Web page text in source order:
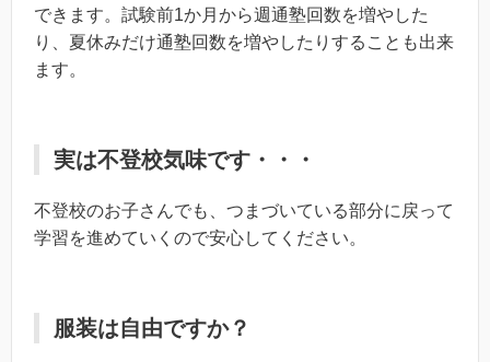
できます。試験前1か月から週通塾回数を増やした
り、夏休みだけ通塾回数を増やしたりすることも出来
ます。
実は不登校気味です・・・
不登校のお子さんでも、つまづいている部分に戻って
学習を進めていくので安心してください。
服装は自由ですか？